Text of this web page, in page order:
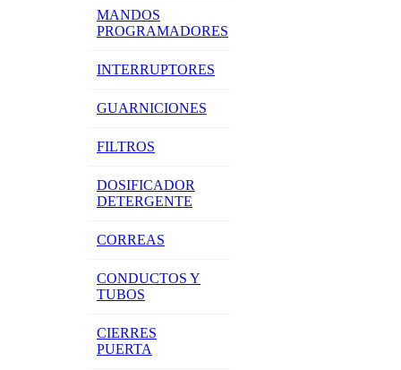
MANDOS
PROGRAMADORES
INTERRUPTORES
GUARNICIONES
FILTROS
DOSIFICADOR
DETERGENTE
CORREAS
CONDUCTOS Y
TUBOS
CIERRES
PUERTA